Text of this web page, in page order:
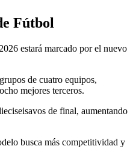
estará marcado por el nuevo
de cuatro equipos,
mejores terceros.
de final, aumentando
busca más competitividad y